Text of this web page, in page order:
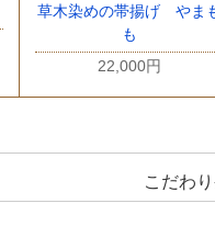
草木染めの帯揚げ やま
も
22,000円
こだわ